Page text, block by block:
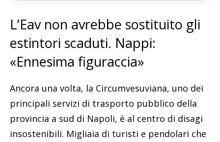
L’Eav non avrebbe sostituito gli
estintori scaduti. Nappi:
«Ennesima figuraccia»
Ancora una volta, la Circumvesuviana, uno dei
principali servizi di trasporto pubblico della
provincia a sud di Napoli, è al centro di disagi
insostenibili. Migliaia di turisti e pendolari che